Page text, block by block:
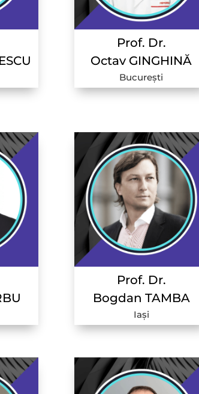
Prof. Dr.
Octav GINGHINĂ
București
Prof. Dr.
Bogdan TAMBA
Iași